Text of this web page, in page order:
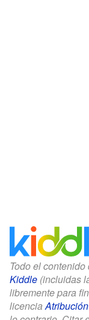
Todo el
Kiddle (incluidas
libremente para
licencia